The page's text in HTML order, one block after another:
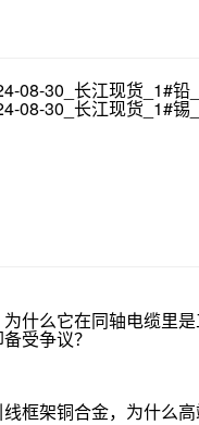
08-30_长江现货_1#铅
08-30_长江现货_1#锡
什么它在同轴电缆里
受争议？
框架铜合金，为什么高